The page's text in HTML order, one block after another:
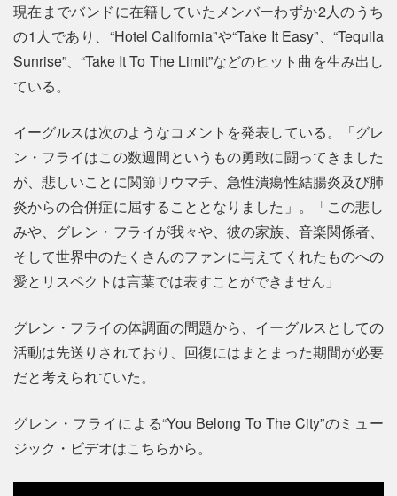
現在までバンドに在籍していたメンバーわずか2人のうち
の1人であり、“Hotel California”や“Take It Easy”、“Tequila
Sunrise”、“Take It To The Limit”などのヒット曲を生み出し
ている。
イーグルスは次のようなコメントを発表している。「グレ
ン・フライはこの数週間というもの勇敢に闘ってきました
が、悲しいことに関節リウマチ、急性潰瘍性結腸炎及び肺
炎からの合併症に屈することとなりました」。「この悲し
みや、グレン・フライが我々や、彼の家族、音楽関係者、
そして世界中のたくさんのファンに与えてくれたものへの
愛とリスペクトは言葉では表すことができません」
グレン・フライの体調面の問題から、イーグルスとしての
活動は先送りされており、回復にはまとまった期間が必要
だと考えられていた。
グレン・フライによる“You Belong To The City”のミュー
ジック・ビデオはこちらから。